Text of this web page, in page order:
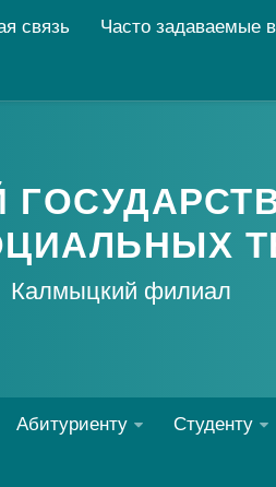
связь Часто задаваемые
Калмыцкий филиал
Абитуриенту Студенту